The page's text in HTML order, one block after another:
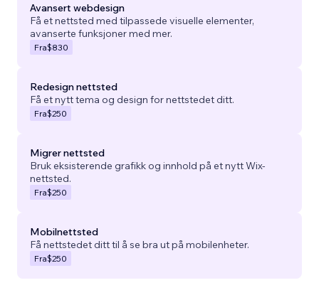
Avansert webdesign
Få et nettsted med tilpassede visuelle elementer,
avanserte funksjoner med mer.
Fra$830
Redesign nettsted
Få et nytt tema og design for nettstedet ditt.
Fra$250
Migrer nettsted
Bruk eksisterende grafikk og innhold på et nytt Wix-
nettsted.
Fra$250
Mobilnettsted
Få nettstedet ditt til å se bra ut på mobilenheter.
Fra$250